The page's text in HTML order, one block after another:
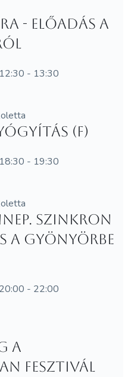
- előadás a
- 13:30
(F)
- 19:30
Szinkron
a gyönyörbe
- 22:00
a
Fesztivál